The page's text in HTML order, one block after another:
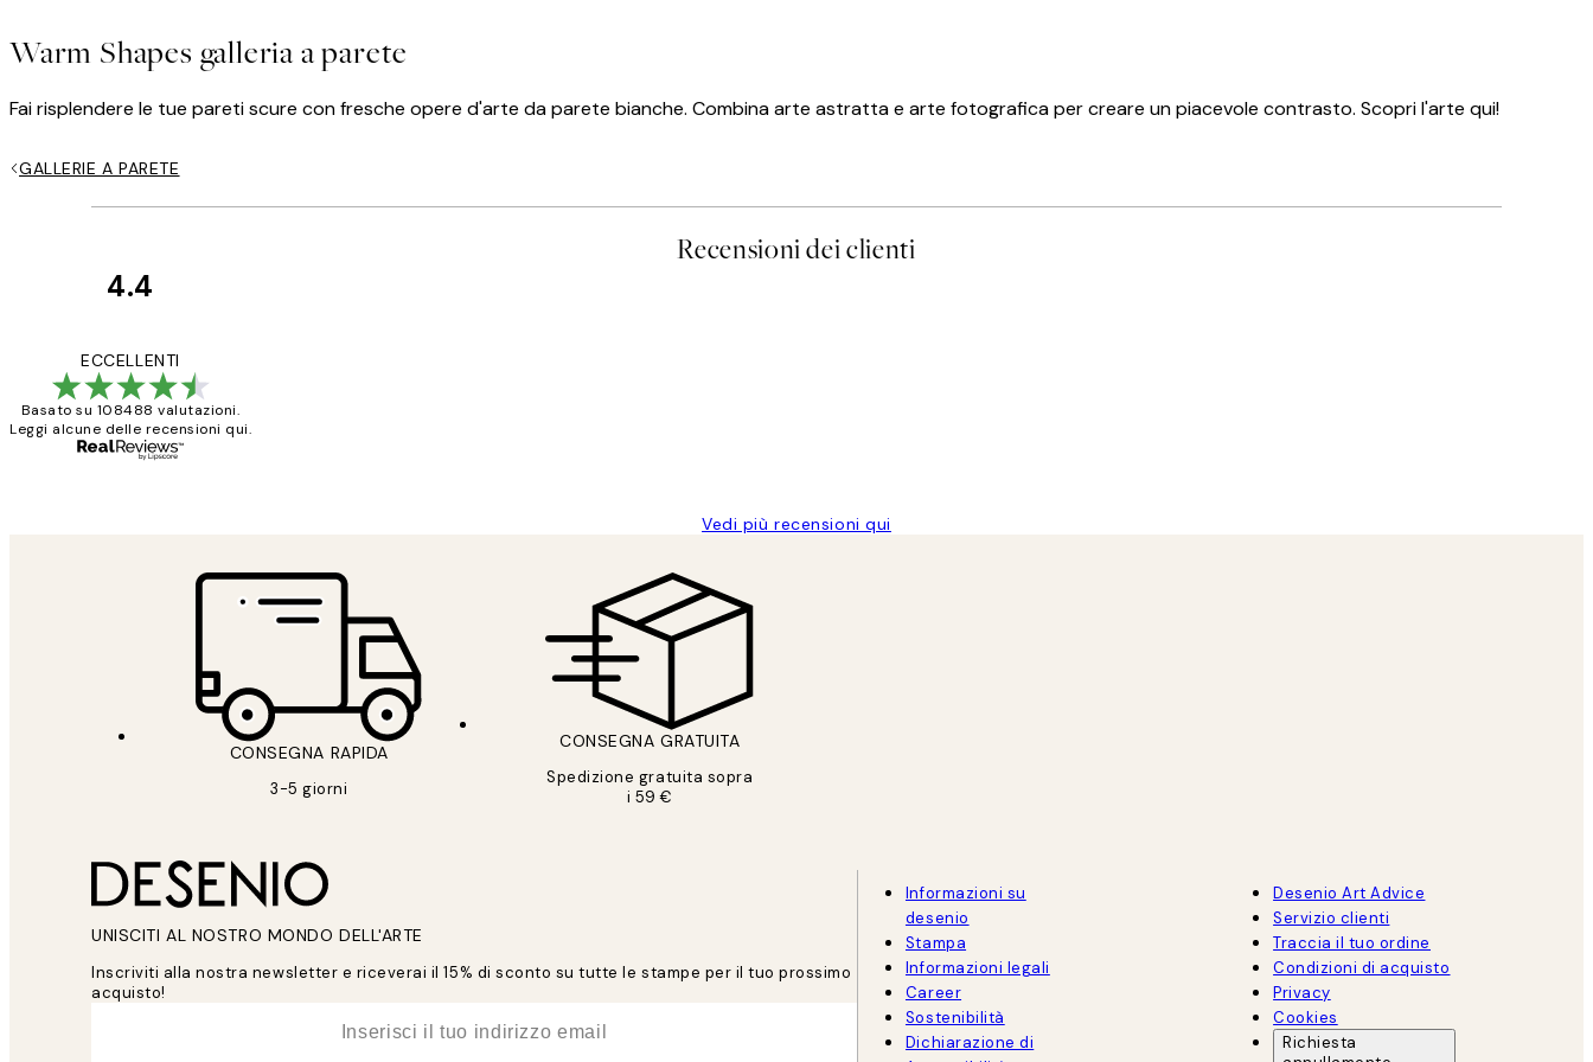
Warm Shapes galleria a parete
Fai risplendere le tue pareti scure con fresche opere d'arte da parete bianche. Combina arte astratta e arte fotografica per creare un piacevole contrasto. Scopri l'arte qui!
GALLERIE A PARETE
Recensioni dei clienti
4.4
ECCELLENTI
Basato su 108488 valutazioni.
Leggi alcune delle recensioni qui.
Vedi più recensioni qui
CONSEGNA RAPIDA
3-5 giorni
CONSEGNA GRATUITA
Spedizione gratuita sopra
i 59 €
UNISCITI AL NOSTRO MONDO DELL'ARTE
Inscriviti alla nostra newsletter e riceverai il 15% di sconto su tutte le stampe per il tuo prossimo
acquisto!
Informazioni su
desenio
Stampa
Informazioni legali
Career
Sostenibilità
Dichiarazione di
Desenio Art Advice
Servizio clienti
Traccia il tuo ordine
Condizioni di acquisto
Privacy
Cookies
Richiesta